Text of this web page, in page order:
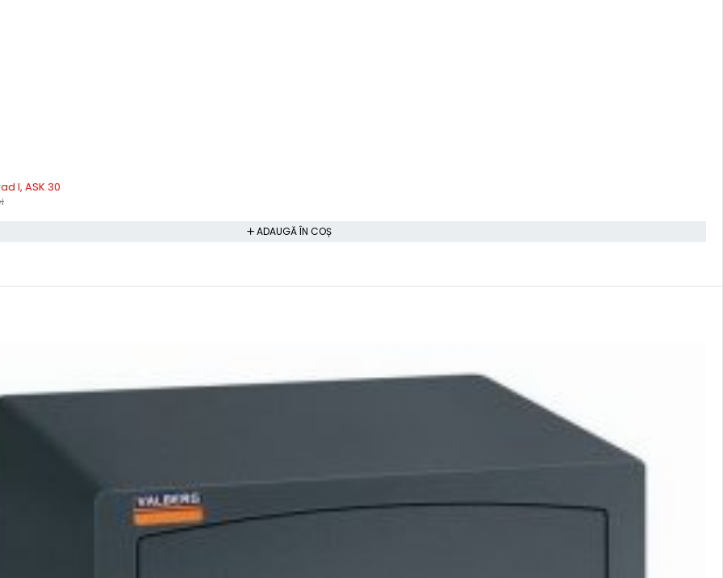
I, ASK 30
ADAUGĂ ÎN COȘ